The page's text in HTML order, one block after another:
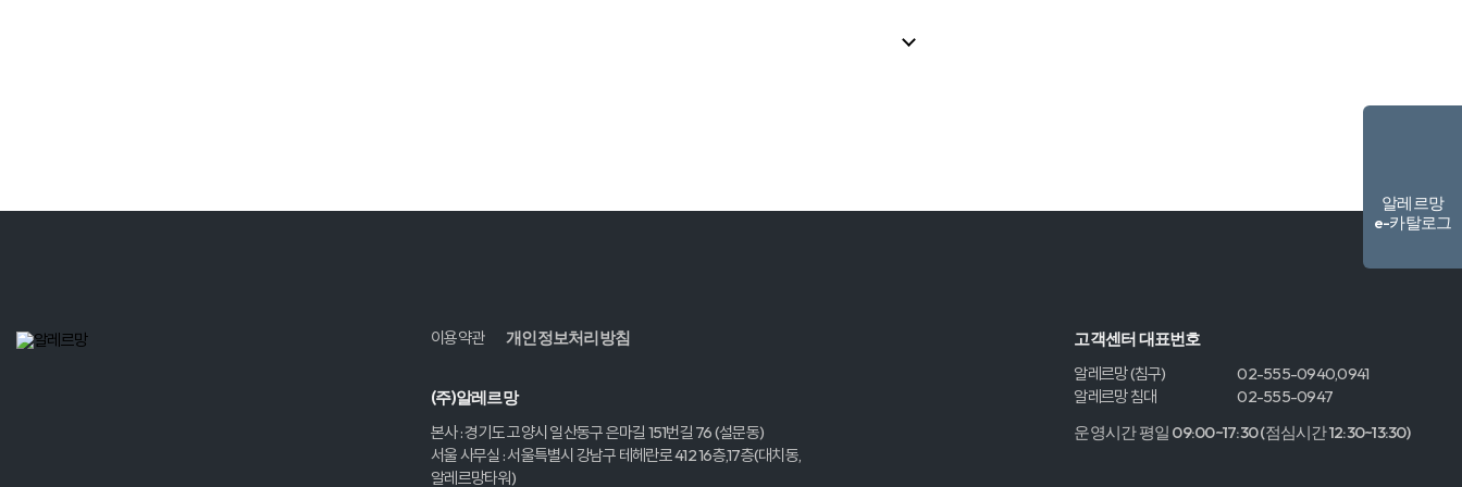
알레르망
e-카탈로그
이용약관 개인정보처리방침
(주)알레르망
본사 : 경기도 고양시 일산동구 은마길 151번길 76 (설문동)
서울 사무실 : 서울특별시 강남구 테헤란로 412 16층,17층(대치동,
알레르망타워)
고객센터 대표번호
알레르망 (침구)
02-555-0940,0941
알레르망 침대
02-555-0947
운영시간 평일 09:00~17:30 (점심시간 12:30~13:30)